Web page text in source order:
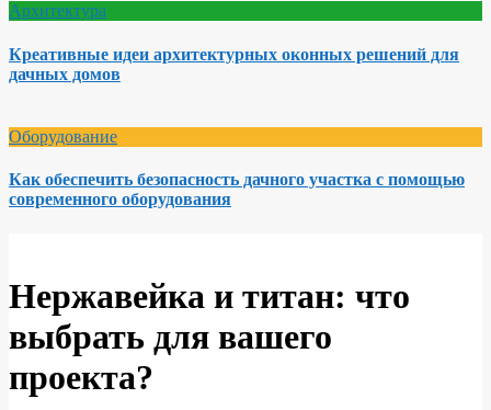
Архитектура
Креативные идеи архитектурных оконных решений для
дачных домов
Оборудование
Как обеспечить безопасность дачного участка с помощью
современного оборудования
Нержавейка и титан: что
выбрать для вашего
проекта?